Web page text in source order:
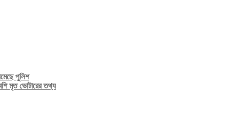
পুলিশ
মৃত ভোটারের তথ্য